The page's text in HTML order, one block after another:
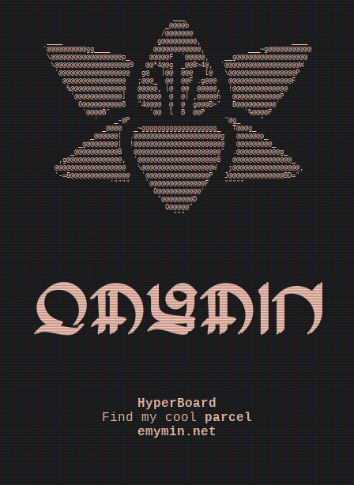
                               _@@@@b
                              /@@@@@@@
____                        g@@@@@@@@@,                       ____
'@@@@@@@@@@gg____           @@@@@@@@@@@@,           ___~g@@@@@@@@@@@
\@@@@@@@@@@@@@@@@@@p_     @@@@@F  `@@@@@,    __g@@@@@@@@@@@@@@@@@@
  \@@@@@@@@@@@@@@@@@@@9   @@*4@@g  _@@B>4@,  '@@@@@@@@@@@@@@@@@@@W
   '@@@@@@@@@@@@@@@@@@   g@   |@@  @@@   [@   \@@@@@@@@@@@@@@@@@P
     @@@@@@@@@@@@@@@@   ;@@@_  @@  @@F .g@@@   @@@@@@@@@@@@@@@@F
      %@@@@@@@@@@@@@@   @@@@@, |@  @@  @@@@@,  !@@@@@@@@@@@@@@
       '@@@@@@@@@@@@]   @@@@@@  @  @| ,@@@@@h   @@@@@@@@@@@@P
         0@@@@@@@@@@8   "4@@@@  @  @  g@@@B>"   B@@@@@@@@@@'
          '@@@@B"          '@@  l  B  @@P          '%@@@@F
             '    _-@P                        "@g_     "
               _@@@@   _~ggggggggggggggggggg_   T@@@g_
            _@@@@@@|  .@@@@@@@@@@@@@@@@@@@@@@g   @@@@@@p_
         _g@@@@@@@@|  !@@@@@@@@@@@@@@@@@@@@@@@   @@@@@@@@@_
       _@@@@@@@@@@@B   @@@@@@@@@@@@@@@@@@@@@@"  .@@@@@@@@@@@g_
    ,g@@@@@@@@@@@@@@,  '@@@@@@@@@@@@@@@@@@@@8   @@@@@@@@@@@@@@@_
   @@@@@@@@@@@@@@@@@@   \@@@@@@@@@@@@@@@@@@W   j@@@@@@@@@@@@@@@@@,
   '-=B@@@@@@@@@@@@@@@   '@@@@@@@@@@@@@@@@P   J@@@@@@@@@@@@@@BD="
                 '""""    `@@@@@@@@@@@@@@F    """""
                            0@@@@@@@@@@@'
                             "@@@@@@@@D
                               Q@@@@@"
                                 """
emymin
HyperBoard
Find my cool parcel
emymin.net